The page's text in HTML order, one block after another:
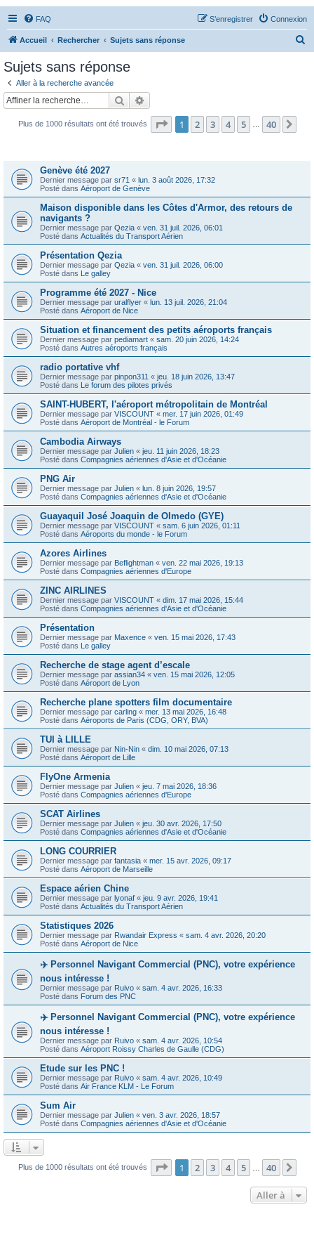
FAQ Connexion
S’enregistrer
Accueil Rechercher Sujets sans réponse
Sujets sans réponse
Aller à la recherche avancée
Rechercher
Plus de 1000 résultats ont été trouvés Page 1sur40
1 2 3 4 5 40
Genève été 2027
Dernier message par sr71 « lun. 3 août 2026, 17:32
Posté dans Aéroport de Genève
Maison disponible dans les Côtes d'Armor, des retours de
navigants ?
Dernier message par Qezia « ven. 31 juil. 2026, 06:01
Posté dans Actualités du Transport Aérien
Présentation Qezia
Dernier message par Qezia « ven. 31 juil. 2026, 06:00
Posté dans Le galley
Programme été 2027 - Nice
Dernier message par uralflyer « lun. 13 juil. 2026, 21:04
Posté dans Aéroport de Nice
Situation et financement des petits aéroports français
Dernier message par pediamart « sam. 20 juin 2026, 14:24
Posté dans Autres aéroports français
radio portative vhf
Dernier message par pinpon311 « jeu. 18 juin 2026, 13:47
Posté dans Le forum des pilotes privés
SAINT-HUBERT, l'aéroport métropolitain de Montréal
Dernier message par VISCOUNT « mer. 17 juin 2026, 01:49
Posté dans Aéroport de Montréal - le Forum
Cambodia Airways
Dernier message par Julien « jeu. 11 juin 2026, 18:23
Posté dans Compagnies aériennes d'Asie et d'Océanie
PNG Air
Dernier message par Julien « lun. 8 juin 2026, 19:57
Posté dans Compagnies aériennes d'Asie et d'Océanie
Guayaquil José Joaquin de Olmedo (GYE)
Dernier message par VISCOUNT « sam. 6 juin 2026, 01:11
Posté dans Aéroports du monde - le Forum
Azores Airlines
Dernier message par Beflightman « ven. 22 mai 2026, 19:13
Posté dans Compagnies aériennes d'Europe
ZINC AIRLINES
Dernier message par VISCOUNT « dim. 17 mai 2026, 15:44
Posté dans Compagnies aériennes d'Asie et d'Océanie
Présentation
Dernier message par Maxence « ven. 15 mai 2026, 17:43
Posté dans Le galley
Recherche de stage agent d’escale
Dernier message par assian34 « ven. 15 mai 2026, 12:05
Posté dans Aéroport de Lyon
Recherche plane spotters film documentaire
Dernier message par carling « mer. 13 mai 2026, 16:48
Posté dans Aéroports de Paris (CDG, ORY, BVA)
TUI à LILLE
Dernier message par Nin-Nin « dim. 10 mai 2026, 07:13
Posté dans Aéroport de Lille
FlyOne Armenia
Dernier message par Julien « jeu. 7 mai 2026, 18:36
Posté dans Compagnies aériennes d'Europe
SCAT Airlines
Dernier message par Julien « jeu. 30 avr. 2026, 17:50
Posté dans Compagnies aériennes d'Asie et d'Océanie
LONG COURRIER
Dernier message par fantasia « mer. 15 avr. 2026, 09:17
Posté dans Aéroport de Marseille
Espace aérien Chine
Dernier message par lyonaf « jeu. 9 avr. 2026, 19:41
Posté dans Actualités du Transport Aérien
Statistiques 2026
Dernier message par Rwandair Express « sam. 4 avr. 2026, 20:20
Posté dans Aéroport de Nice
✈️ Personnel Navigant Commercial (PNC), votre expérience
nous intéresse !
Dernier message par Ruivo « sam. 4 avr. 2026, 16:33
Posté dans Forum des PNC
✈️ Personnel Navigant Commercial (PNC), votre expérience
nous intéresse !
Dernier message par Ruivo « sam. 4 avr. 2026, 10:54
Posté dans Aéroport Roissy Charles de Gaulle (CDG)
Etude sur les PNC !
Dernier message par Ruivo « sam. 4 avr. 2026, 10:49
Posté dans Air France KLM - Le Forum
Sum Air
Dernier message par Julien « ven. 3 avr. 2026, 18:57
Posté dans Compagnies aériennes d'Asie et d'Océanie
Plus de 1000 résultats ont été trouvés Page 1sur40
1 2 3 4 5 40
Aller à